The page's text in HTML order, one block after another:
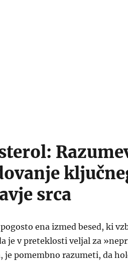
srca
ena izmed besed, ki
je v preteklosti veljal za
je pomembno razumeti, da